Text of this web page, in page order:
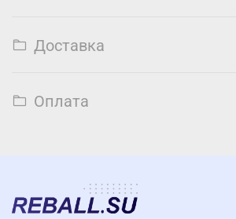
Доставка
Оплата